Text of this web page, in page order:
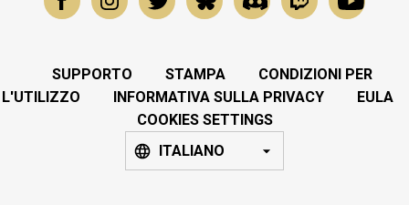
SUPPORTO STAMPA
CONDIZIONI PER
L'UTILIZZO
INFORMATIVA SULLA PRIVACY
EULA
COOKIES SETTINGS
ITALIANO